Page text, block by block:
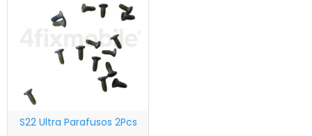
S22 Ultra Parafusos 2Pcs